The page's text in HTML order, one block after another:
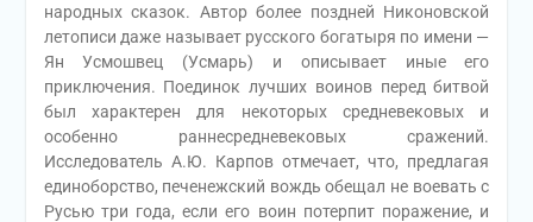
народных сказок. Автор более поздней Никоновской
летописи даже называет русского богатыря по имени —
Ян Усмошвец (Усмарь) и описывает иные его
приключения. Поединок лучших воинов перед битвой
был характерен для некоторых средневековых и
особенно раннесредневековых сражений.
Исследователь А.Ю. Карпов отмечает, что, предлагая
единоборство, печенежский вождь обещал не воевать с
Русью три года, если его воин потерпит поражение, и